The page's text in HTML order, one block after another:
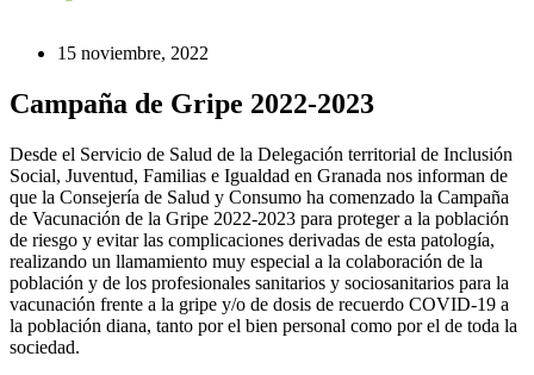
15 noviembre, 2022
Campaña de Gripe 2022-2023
Desde el Servicio de Salud de la Delegación territorial de Inclusión
Social, Juventud, Familias e Igualdad en Granada nos informan de
que la Consejería de Salud y Consumo ha comenzado la Campaña
de Vacunación de la Gripe 2022-2023 para proteger a la población
de riesgo y evitar las complicaciones derivadas de esta patología,
realizando un llamamiento muy especial a la colaboración de la
población y de los profesionales sanitarios y sociosanitarios para la
vacunación frente a la gripe y/o de dosis de recuerdo COVID-19 a
la población diana, tanto por el bien personal como por el de toda la
sociedad.